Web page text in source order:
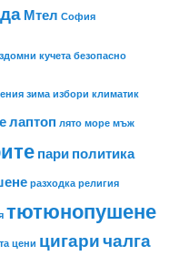
Мтел София
кучета безопасно
зима избори климатик
лаптоп лято море мъж
париполитика
разходка религия
тютюнопушене
цени цигаричалга